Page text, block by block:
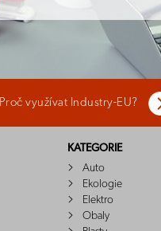
Proč využívat Industry-EU?
KATEGORIE
Auto
Ekologie
Elektro
Obaly